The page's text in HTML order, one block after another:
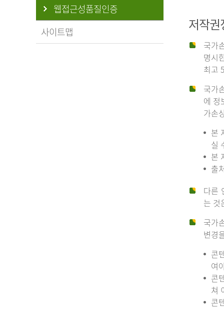
웹접근성품질인증
사이트맵
저작권
국가
명시
최고
국가
에 정
가손
본
실
본
출
다른
는 것
국가
변경
콘
여
콘
쳐
콘